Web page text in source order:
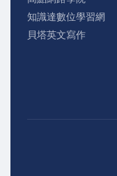
知識達數位學習網
貝塔英文寫作